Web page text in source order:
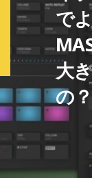
で
大
の